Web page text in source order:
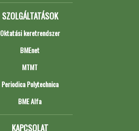
SZOLGÁLTATÁSOK
Oktatási keretrendszer
BMEnet
MTMT
Periodica Polytechnica
BME Alfa
KAPCSOLAT